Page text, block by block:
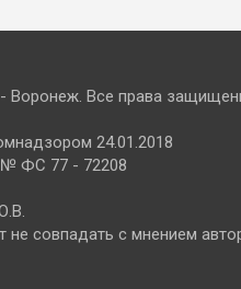
- Воронеж. Все права
24.01.2018
ФС 77 - 72208
совпадать с мнением